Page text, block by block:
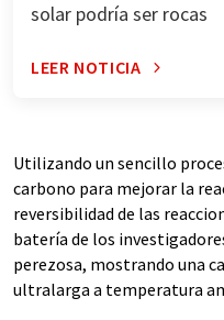
solar podría ser rocas
LEER NOTICIA
Utilizando un sencillo
carbono para mejorar la
reversibilidad de las
batería de los
perezosa, mostrando una
ultralarga a temperatura